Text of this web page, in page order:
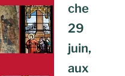
che
29
juin,
aux